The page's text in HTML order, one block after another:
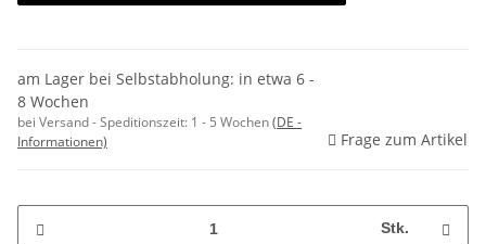
am Lager bei Selbstabholung: in etwa 6 -
8 Wochen
bei Versand - Speditionszeit: 1 - 5 Wochen(DE -
Informationen)
Frage zum Artikel
Stk.